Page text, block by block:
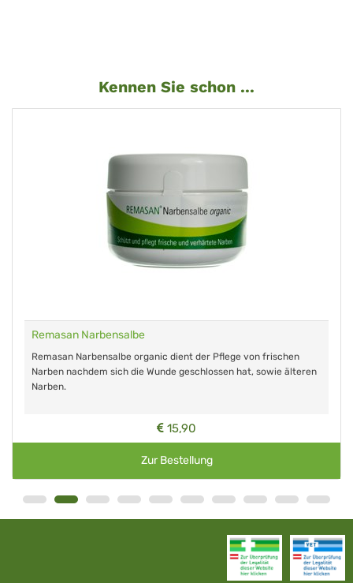
Kennen Sie schon ...
Remasan Narbensalbe
Remasan Narbensalbe organic dient der Pflege von frischen
Narben nachdem sich die Wunde geschlossen hat, sowie älteren
Narben.
15,90
Zur Bestellung